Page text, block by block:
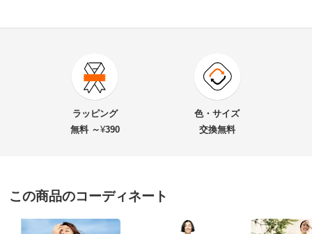
900-1893-01
Arukan/アルカンエフ レザー メッシュ トートバッグ
送料・送料種
基本配送料：¥880
ラッピング
無料 ～¥390
色・サイズ
交換無料
この商品のコーディネート